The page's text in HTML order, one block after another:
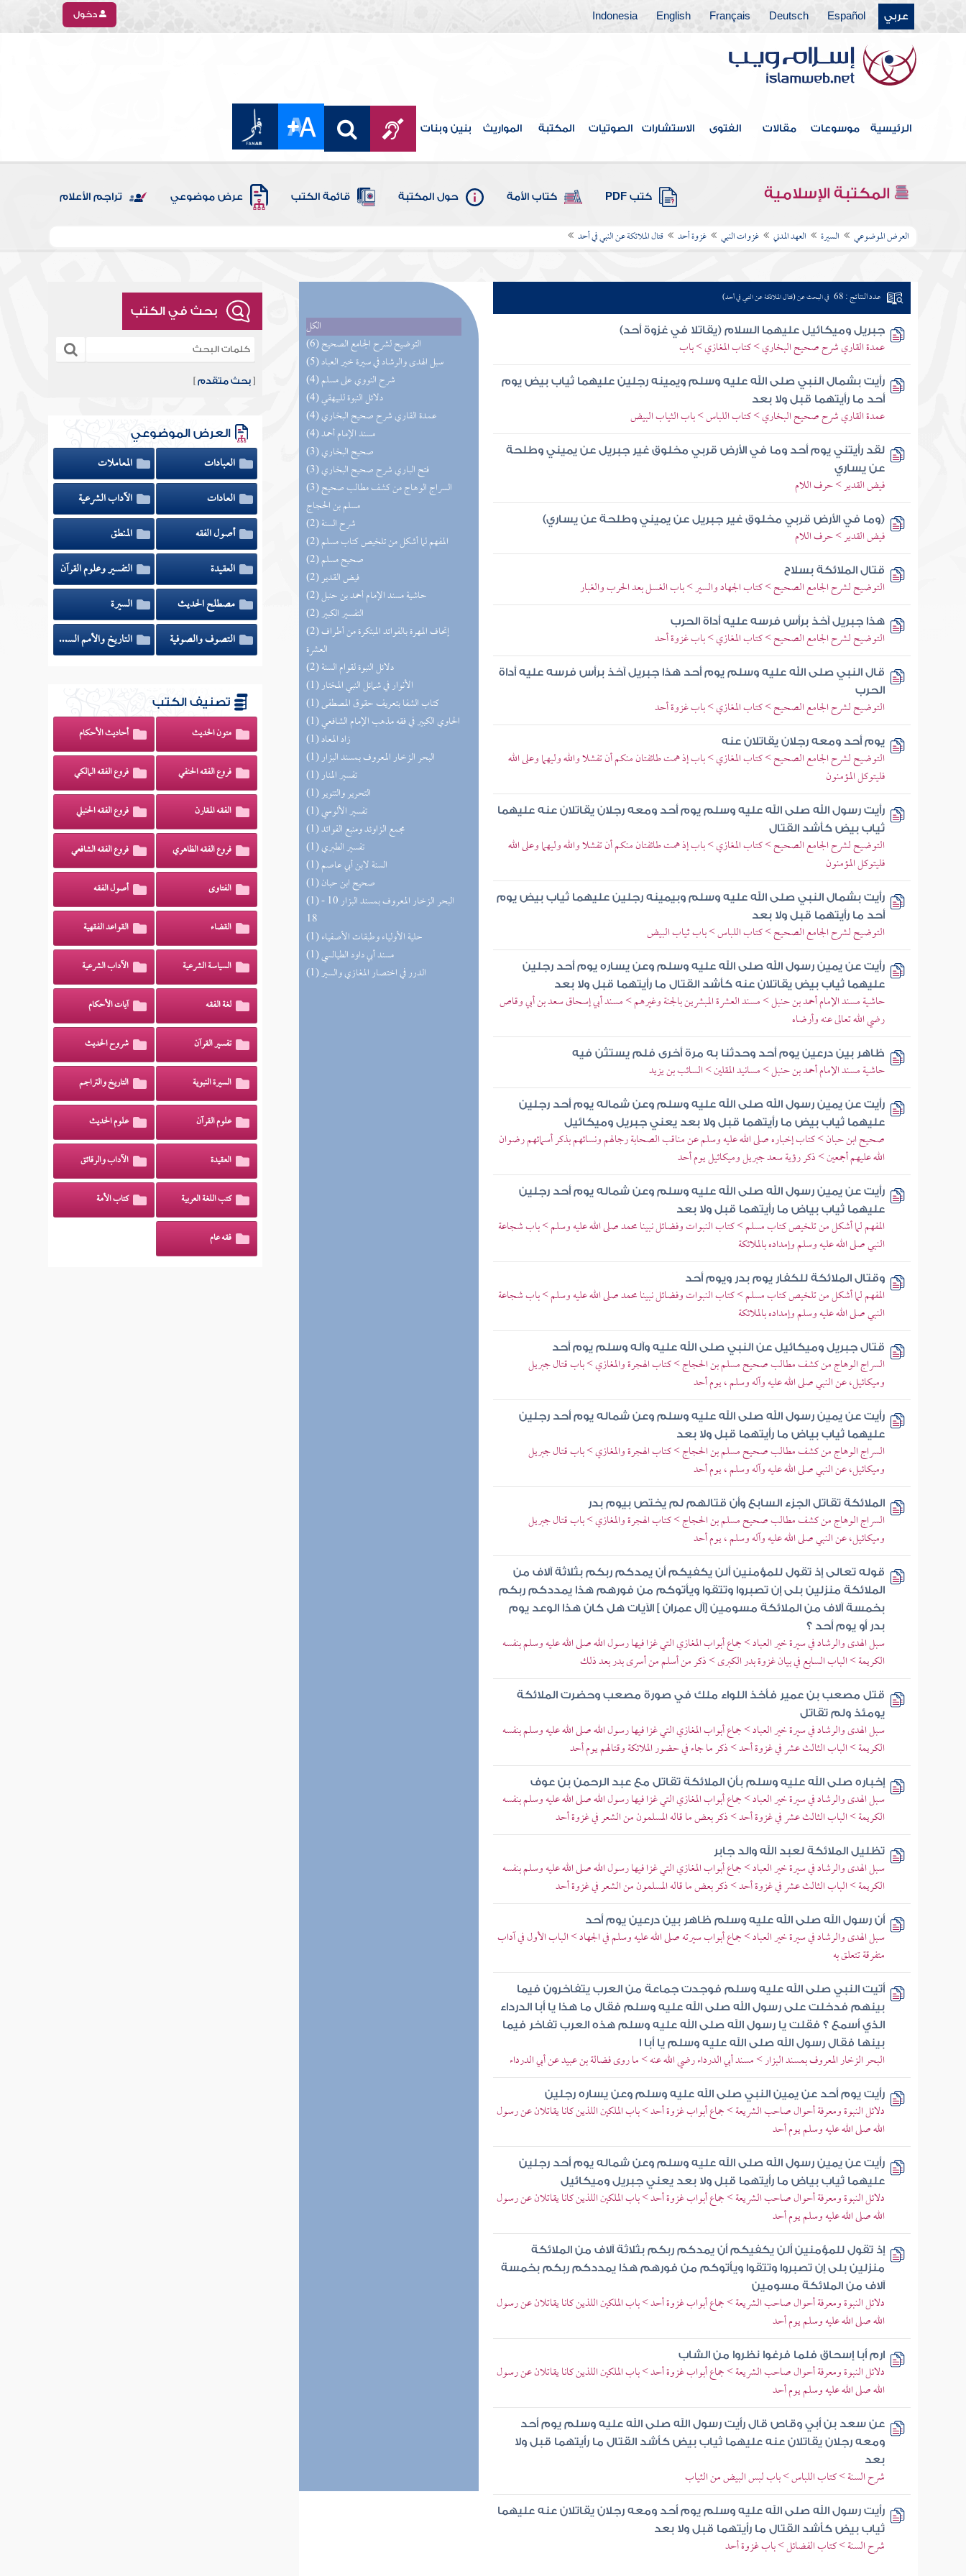
عربي Español
Deutsch
Français
English
Indonesia دخول
الرئيسية موسوعات مقالات الفتوى الاستشارات الصوتيات المكتبة المواريث بنين وبنات
المكتبة الإسلامية كتب PDF كتاب الأمة حول المكتبة قائمة الكتب عرض موضوعي تراجم الأعلام
العرض الموضوعي السيرة العهد المدني غزوات النبي غزوة أحد قتال الملائكة عن النبي في أحد
الكل
(6) التوضيح لشرح الجامع الصحيح
(5) سبل الهدى والرشاد في سيرة خير العباد
(4) شرح النووي على مسلم
(4) دلائل النبوة للبيهقي
(4) عمدة القاري شرح صحيح البخاري
(4) مسند الإمام أحمد
(3) صحيح البخاري
(3) فتح الباري شرح صحيح البخاري
(3) السراج الوهاج من كشف مطالب صحيح
مسلم بن الحجاج
(2) شرح السنة
(2) المفهم لما أشكل من تلخيص كتاب مسلم
(2) صحيح مسلم
(2) فيض القدير
(2) حاشية مسند الإمام أحمد بن حنبل
(2) التفسير الكبير
(2) إتحاف المهرة بالفوائد المبتكرة من أطراف
العشرة
(2) دلائل النبوة لقوام السنة
(1) الأنوار في شمائل النبي المختار
(1) كتاب الشفا بتعريف حقوق المصطفى
(1) الحاوي الكبير في فقه مذهب الإمام الشافعي
(1) زاد المعاد
(1) البحر الزخار المعروف بمسند البزار
(1) تفسير المنار
(1) التحرير والتنوير
(1) تفسير الألوسي
(1) مجمع الزاوئد ومنبع الفوائد
(1) تفسير الطبري
(1) السنة لابن أبي عاصم
(1) صحيح ابن حبان
(1) البحر الزخار المعروف بمسند البزار 10 -
18
(1) حلية الأولياء وطبقات الأصفياء
(1) مسند أبي داود الطيالسي
(1) الدرر في اختصار المغازي والسير
عدد النتائج : 68 في البحث عن (قتال الملائكة عن النبي في أحد)
جبريل وميكائيل عليهما السلام (يقاتلا في غزوة أحد)
عمدة القاري شرح صحيح البخاري > كتاب المغازي > باب
رأيت بشمال النبي صلى الله عليه وسلم ويمينه رجلين عليهما ثياب بيض يوم
أحد ما رأيتهما قبل ولا بعد
عمدة القاري شرح صحيح البخاري > كتاب اللباس > باب الثياب البيض
لقد رأيتني يوم أحد وما في الأرض قربي مخلوق غير جبريل عن يميني وطلحة
عن يساري
فيض القدير > حرف اللام
(وما في الأرض قربي مخلوق غير جبريل عن يميني وطلحة عن يساري)
فيض القدير > حرف اللام
قتال الملائكة بسلاح
التوضيح لشرح الجامع الصحيح > كتاب الجهاد والسير > باب الغسل بعد الحرب والغبار
هذا جبريل آخذ برأس فرسه عليه أداة الحرب
التوضيح لشرح الجامع الصحيح > كتاب المغازي > باب غزوة أحد
قال النبي صلى الله عليه وسلم يوم أحد هذا جبريل آخذ برأس فرسه عليه أداة
الحرب
التوضيح لشرح الجامع الصحيح > كتاب المغازي > باب غزوة أحد
يوم أحد ومعه رجلان يقاتلان عنه
التوضيح لشرح الجامع الصحيح > كتاب المغازي > باب إذ همت طائفتان منكم أن تفشلا والله وليهما وعلى الله
فليتوكل المؤمنون
رأيت رسول الله صلى الله عليه وسلم يوم أحد ومعه رجلان يقاتلان عنه عليهما
ثياب بيض كأشد القتال
التوضيح لشرح الجامع الصحيح > كتاب المغازي > باب إذ همت طائفتان منكم أن تفشلا والله وليهما وعلى الله
فليتوكل المؤمنون
رأيت بشمال النبي صلى الله عليه وسلم وبيمينه رجلين عليهما ثياب بيض يوم
أحد ما رأيتهما قبل ولا بعد
التوضيح لشرح الجامع الصحيح > كتاب اللباس > باب ثياب البيض
رأيت عن يمين رسول الله صلى الله عليه وسلم وعن يساره يوم أحد رجلين
عليهما ثياب بيض يقاتلان عنه كأشد القتال ما رأيتهما قبل ولا بعد
حاشية مسند الإمام أحمد بن حنبل > مسند العشرة المبشرين بالجنة وغيرهم > مسند أبي إسحاق سعد بن أبي وقاص
رضي الله تعالى عنه وأرضاه
ظاهر بين درعين يوم أحد وحدثنا به مرة أخرى فلم يستثن فيه
حاشية مسند الإمام أحمد بن حنبل > مسانيد المقلين > السائب بن يزيد
رأيت عن يمين رسول الله صلى الله عليه وسلم وعن شماله يوم أحد رجلين
عليهما ثياب بيض ما رأيتهما قبل ولا بعد يعني جبريل وميكائيل
صحيح ابن حبان > كتاب إخباره صلى الله عليه وسلم عن مناقب الصحابة رجالهم ونسائهم بذكر أسمائهم رضوان
الله عليهم أجمعين > ذكر رؤية سعد جبريل وميكائيل يوم أحد
رأيت عن يمين رسول الله صلى الله عليه وسلم وعن شماله يوم أحد رجلين
عليهما ثياب بياض ما رأيتهما قبل ولا بعد
المفهم لما أشكل من تلخيص كتاب مسلم > كتاب النبوات وفضائل نبينا محمد صلى الله عليه وسلم > باب شجاعة
النبي صلى الله عليه وسلم وإمداده بالملائكة
وقتال الملائكة للكفار يوم بدر ويوم أحد
المفهم لما أشكل من تلخيص كتاب مسلم > كتاب النبوات وفضائل نبينا محمد صلى الله عليه وسلم > باب شجاعة
النبي صلى الله عليه وسلم وإمداده بالملائكة
قتال جبريل وميكائيل عن النبي صلى الله عليه وآله وسلم يوم أحد
السراج الوهاج من كشف مطالب صحيح مسلم بن الحجاج > كتاب الهجرة والمغازي > باب قتال جبريل
وميكائيل، عن النبي صلى الله عليه وآله وسلم ، يوم أحد
رأيت عن يمين رسول الله صلى الله عليه وسلم وعن شماله يوم أحد رجلين
عليهما ثياب بياض ما رأيتهما قبل ولا بعد
السراج الوهاج من كشف مطالب صحيح مسلم بن الحجاج > كتاب الهجرة والمغازي > باب قتال جبريل
وميكائيل، عن النبي صلى الله عليه وآله وسلم ، يوم أحد
الملائكة تقاتل الجزء السابع وأن قتالهم لم يختص بيوم بدر
السراج الوهاج من كشف مطالب صحيح مسلم بن الحجاج > كتاب الهجرة والمغازي > باب قتال جبريل
وميكائيل، عن النبي صلى الله عليه وآله وسلم ، يوم أحد
قوله تعالى إذ تقول للمؤمنين ألن يكفيكم أن يمدكم ربكم بثلاثة آلاف من
الملائكة منزلين بلى إن تصبروا وتتقوا ويأتوكم من فورهم هذا يمددكم ربكم
بخمسة آلاف من الملائكة مسومين [آل عمران ] الآيات هل كان هذا الوعد يوم
بدر أو يوم أحد ؟
سبل الهدى والرشاد في سيرة خير العباد > جماع أبواب المغازي التي غزا فيها رسول الله صلى الله عليه وسلم بنفسه
الكريمة > الباب السابع في بيان غزوة بدر الكبرى > ذكر من أسلم من أسرى بدر بعد ذلك
قتل مصعب بن عمير فأخذ اللواء ملك في صورة مصعب وحضرت الملائكة
يومئذ ولم تقاتل
سبل الهدى والرشاد في سيرة خير العباد > جماع أبواب المغازي التي غزا فيها رسول الله صلى الله عليه وسلم بنفسه
الكريمة > الباب الثالث عشر في غزوة أحد > ذكر ما جاء في حضور الملائكة وقتالهم يوم أحد
إخباره صلى الله عليه وسلم بأن الملائكة تقاتل مع عبد الرحمن بن عوف
سبل الهدى والرشاد في سيرة خير العباد > جماع أبواب المغازي التي غزا فيها رسول الله صلى الله عليه وسلم بنفسه
الكريمة > الباب الثالث عشر في غزوة أحد > ذكر بعض ما قاله المسلمون من الشعر في غزوة أحد
تظليل الملائكة لعبد الله والد جابر
سبل الهدى والرشاد في سيرة خير العباد > جماع أبواب المغازي التي غزا فيها رسول الله صلى الله عليه وسلم بنفسه
الكريمة > الباب الثالث عشر في غزوة أحد > ذكر بعض ما قاله المسلمون من الشعر في غزوة أحد
أن رسول الله صلى الله عليه وسلم ظاهر بين درعين يوم أحد
سبل الهدى والرشاد في سيرة خير العباد > جماع أبواب سيرته صلى الله عليه وسلم في الجهاد > الباب الأول في آداب
متفرقة تتعلق به
أتيت النبي صلى الله عليه وسلم فوجدت جماعة من العرب يتفاخرون فيما
بينهم فدخلت على رسول الله صلى الله عليه وسلم فقال ما هذا يا أبا الدرداء
الذي أسمع ؟ فقلت يا رسول الله صلى الله عليه وسلم هذه العرب تفاخر فيما
بينها فقال رسول الله صلى الله عليه وسلم يا أبا ا
البحر الزخار المعروف بمسند البزار > مسند أبي الدرداء رضي الله عنه > ما روى فضالة بن عبيد عن أبي الدرداء
رأيت يوم أحد عن يمين النبي صلى الله عليه وسلم وعن يساره رجلين
دلائل النبوة ومعرفة أحوال صاحب الشريعة > جماع أبواب غزوة أحد > باب الملكين اللذين كانا يقاتلان عن رسول
الله صلى الله عليه وسلم يوم أحد
رأيت عن يمين رسول الله صلى الله عليه وسلم وعن شماله يوم أحد رجلين
عليهما ثياب بياض ما رأيتهما قبل ولا بعد يعني جبريل وميكائيل
دلائل النبوة ومعرفة أحوال صاحب الشريعة > جماع أبواب غزوة أحد > باب الملكين اللذين كانا يقاتلان عن رسول
الله صلى الله عليه وسلم يوم أحد
إذ تقول للمؤمنين ألن يكفيكم أن يمدكم ربكم بثلاثة آلاف من الملائكة
منزلين بلى إن تصبروا وتتقوا ويأتوكم من فورهم هذا يمددكم ربكم بخمسة
آلاف من الملائكة مسومين
دلائل النبوة ومعرفة أحوال صاحب الشريعة > جماع أبواب غزوة أحد > باب الملكين اللذين كانا يقاتلان عن رسول
الله صلى الله عليه وسلم يوم أحد
ارم أبا إسحاق فلما فرغوا نظروا من الشاب
دلائل النبوة ومعرفة أحوال صاحب الشريعة > جماع أبواب غزوة أحد > باب الملكين اللذين كانا يقاتلان عن رسول
الله صلى الله عليه وسلم يوم أحد
عن سعد بن أبي وقاص قال رأيت رسول الله صلى الله عليه وسلم يوم أحد
ومعه رجلان يقاتلان عنه عليهما ثياب بيض كأشد القتال ما رأيتهما قبل ولا
بعد
شرح السنة > كتاب اللباس > باب لبس البيض من الثياب
رأيت رسول الله صلى الله عليه وسلم يوم أحد ومعه رجلان يقاتلان عنه عليهما
ثياب بيض كأشد القتال ما رأيتهما قبل ولا بعد
شرح السنة > كتاب الفضائل > باب غزوة أحد
بحث في الكتب
[بحث متقدم ]
العرض الموضوعي
العبادات
المعاملات
العادات
الآداب الشرعية
أصول الفقه
المنطق
العقيدة
التفسير وعلوم القرآن
مصطلح الحديث
السيرة
التصوف والصوفية
التاريخ والأمم السابقة
تصنيف الكتب
متون الحديث أحاديث الأحكام
فروع الفقه الحنفي فروع الفقه المالكي
الفقه المقارن فروع الفقه الحنبلي
فروع الفقه الظاهري فروع الفقه الشافعي
الفتاوى أصول الفقه
القضاء القواعد الفقهية
السياسة الشرعية الآداب الشرعية
لغة الفقه آيات الأحكام
تفسير القرآن شروح الحديث
السيرة النبوية التاريخ والتراجم
علوم القرآن علوم الحديث
العقيدة الآداب والرقائق
كتب اللغة العربية كتاب الأمة
فقه عام